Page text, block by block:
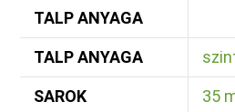
TALP ANYAGA
TALP ANYAGA
SAROK
35